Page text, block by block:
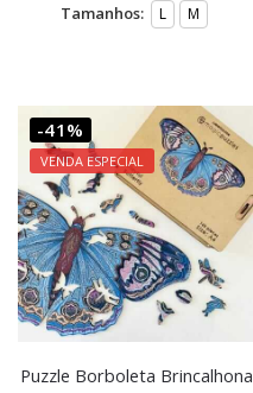
Tamanhos: L M
-41%
VENDA ESPECIAL
Puzzle Borboleta Brincalhona